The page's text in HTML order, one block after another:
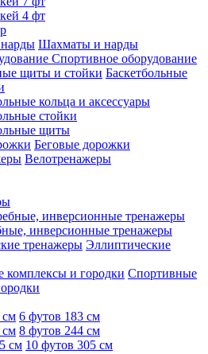
4 фт
Шахматы и нарды
Спортивное оборудование
Баскетбольные
кольца и аксессуары
стойки
щиты
Беговые дорожки
Велотренажеры
инверсионные тренажеры
Эллиптические
Спортивные
6 футов 183 см
8 футов 244 см
10 футов 305 см